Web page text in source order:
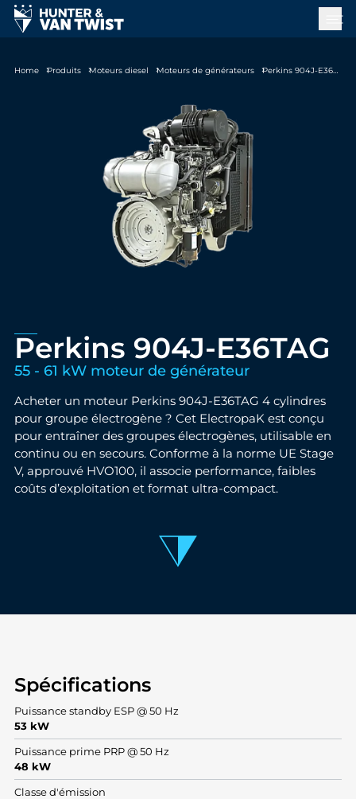
Home Produits Moteurs diesel Moteurs de générateurs Perkins 904J-E36TAG
Perkins 904J-E36TAG
55 - 61 kW moteur de générateur
Acheter un moteur Perkins 904J-E36TAG 4 cylindres
pour groupe électrogène ? Cet ElectropaK est conçu
pour entraîner des groupes électrogènes, utilisable en
continu ou en secours. Conforme à la norme UE Stage
V, approuvé HVO100, il associe performance, faibles
coûts d’exploitation et format ultra-compact.
Spécifications
Puissance standby ESP @ 50 Hz
53 kW
Puissance prime PRP @ 50 Hz
48 kW
Classe d'émission